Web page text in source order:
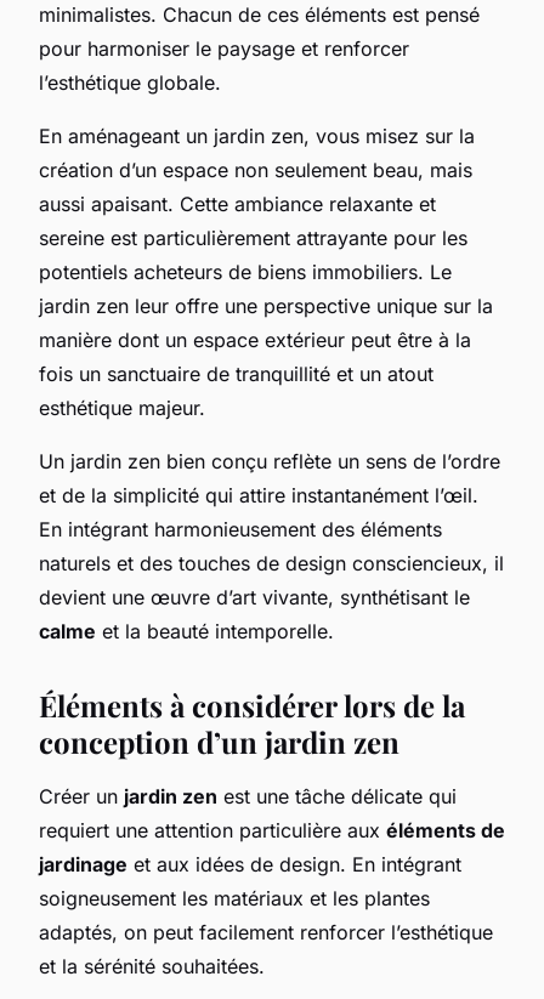
minimalistes. Chacun de ces éléments est pensé
pour harmoniser le paysage et renforcer
l’esthétique globale.
En aménageant un jardin zen, vous misez sur la
création d’un espace non seulement beau, mais
aussi apaisant. Cette ambiance relaxante et
sereine est particulièrement attrayante pour les
potentiels acheteurs de biens immobiliers. Le
jardin zen leur offre une perspective unique sur la
manière dont un espace extérieur peut être à la
fois un sanctuaire de tranquillité et un atout
esthétique majeur.
Un jardin zen bien conçu reflète un sens de l’ordre
et de la simplicité qui attire instantanément l’œil.
En intégrant harmonieusement des éléments
naturels et des touches de design consciencieux, il
devient une œuvre d’art vivante, synthétisant le
calme et la beauté intemporelle.
Éléments à considérer lors de la
conception d’un jardin zen
Créer un jardin zen est une tâche délicate qui
requiert une attention particulière aux éléments de
jardinage et aux idées de design. En intégrant
soigneusement les matériaux et les plantes
adaptés, on peut facilement renforcer l’esthétique
et la sérénité souhaitées.